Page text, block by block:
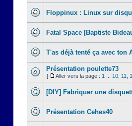
Floppinux : Linux sur
Fatal Space [Baptiste
T'as déjà tenté ça avec ton
Présentation poulette73
[ Aller vers la page : 1 10 11
[DIY] Fabriquer une
Présentation Cehes40